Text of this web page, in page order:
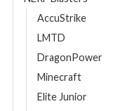
AccuStrike
LMTD
DragonPower
Minecraft
Elite Junior